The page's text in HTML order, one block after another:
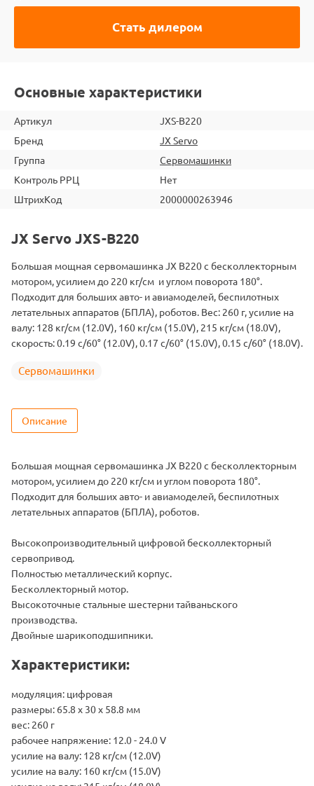
Стать дилером
Основные характеристики
Артикул
JXS-B220
Бренд
JX Servo
Группа
Сервомашинки
Контроль РРЦ
Нет
ШтрихКод
2000000263946
JX Servo JXS-B220
Большая мощная сервомашинка JX B220 с бесколлекторным
мотором, усилием до 220 кг/см и углом поворота 180°.
Подходит для больших авто- и авиамоделей, беспилотных
летательных аппаратов (БПЛА), роботов. Вес: 260 г, усилие на
валу: 128 кг/см (12.0V), 160 кг/см (15.0V), 215 кг/см (18.0V),
скорость: 0.19 с/60° (12.0V), 0.17 с/60° (15.0V), 0.15 с/60° (18.0V).
Сервомашинки
Описание
Большая мощная сервомашинка JX B220 с бесколлекторным
мотором, усилием до 220 кг/см и углом поворота 180°.
Подходит для больших авто- и авиамоделей, беспилотных
летательных аппаратов (БПЛА), роботов.
Высокопроизводительный цифровой бесколлекторный
сервопривод.
Полностью металлический корпус.
Бесколлекторный мотор.
Высокоточные стальные шестерни тайваньского
производства.
Двойные шарикоподшипники.
Характеристики:
модуляция: цифровая
размеры: 65.8 х 30 х 58.8 мм
вес: 260 г
рабочее напряжение: 12.0 - 24.0 V
усилие на валу: 128 кг/см (12.0V)
усилие на валу: 160 кг/см (15.0V)